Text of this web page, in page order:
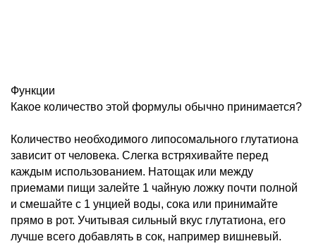
Функции
Какое количество этой формулы обычно принимается?
Количество необходимого липосомального глутатиона
зависит от человека. Слегка встряхивайте перед
каждым использованием. Натощак или между
приемами пищи залейте 1 чайную ложку почти полной
и смешайте с 1 унцией воды, сока или принимайте
прямо в рот. Учитывая сильный вкус глутатиона, его
лучше всего добавлять в сок, например вишневый.